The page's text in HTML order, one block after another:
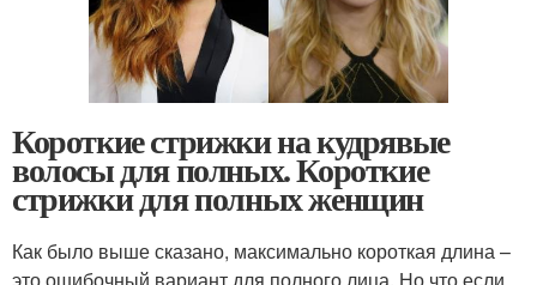
Короткие стрижки на кудрявые
волосы для полных. Короткие
стрижки для полных женщин
Как было выше сказано, максимально короткая длина –
это ошибочный вариант для полного лица. Но что если